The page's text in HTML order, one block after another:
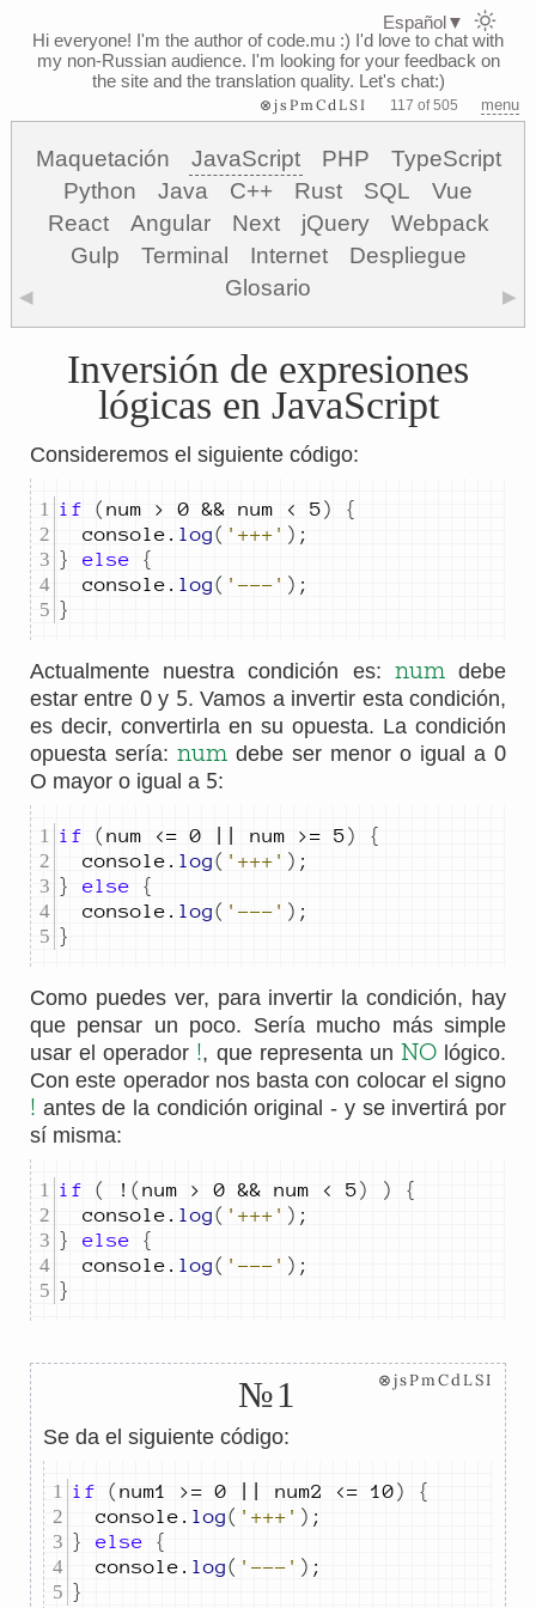
Hi everyone! I'm the author of code.mu :) I'd love to chat with
my non-Russian audience. I'm looking for your feedback on
the site and the translation quality. Let's chat:)
⊗jsPmCdLSI 117 of 505 menu
Maquetación JavaScript PHP
TypeScript
Python
Java C++ Rust SQL
Vue
React
Angular Next jQuery
Webpack
Gulp
Terminal Internet
Despliegue
Glosario
◀ ▶
Inversión de expresiones
lógicas en JavaScript
Consideremos el siguiente código:
if ( num > 0 && num < 5)
{
console . log( '+++' ) ;
}
else
{
console . log( '---' ) ;
}
Actualmente nuestra condición es: numdebe
estar entre 0y 5. Vamos a invertir esta condición,
es decir, convertirla en su opuesta. La condición
opuesta sería: num debe ser menor o igual a 0
O mayor o igual a 5:
if ( num <= 0 num >= 5)
{
console . log( '+++' ) ;
}
else
{
console . log( '---' ) ;
}
Como puedes ver, para invertir la condición, hay
que pensar un poco. Sería mucho más simple
usar el operador !, que representa un NOlógico.
Con este operador nos basta con colocar el signo
! antes de la condición original - y se invertirá por
sí misma:
if ( ! ( num > 0 && num < 5) )
{
console . log( '+++' ) ;
}
else
{
console . log( '---' ) ;
}
№1 ⊗jsPmCdLSI
Se da el siguiente código:
if ( num1 >= 0 num2 <= 10)
{
console . log( '+++' ) ;
}
else
{
console . log( '---' ) ;
}
Español▼